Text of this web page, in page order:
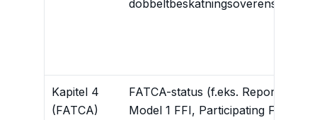
dobbeltbeskatningsoverenskomst.
Kapitel 4
(FATCA)
FATCA-status (f.eks. Reporting
Model 1 FFI, Participating FFI).